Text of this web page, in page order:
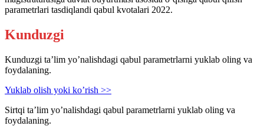
parametrlari tasdiqlandi qabul kvotalari 2022.
Kunduzgi
Kunduzgi ta’lim yo’nalishdagi qabul parametrlarni yuklab oling va
foydalaning.
Yuklab olish yoki ko’rish >>
Sirtqi ta’lim yo’nalishdagi qabul parametrlarni yuklab oling va
foydalaning.